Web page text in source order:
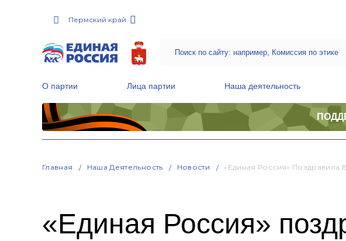
Пермский край
О партии Лица партии Наша деятельность
Главная Наша Деятельность Новости «Единая Россия»
«Единая Россия»